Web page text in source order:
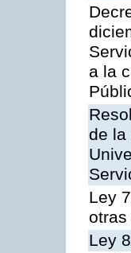
a la
de la
Ley
Ley